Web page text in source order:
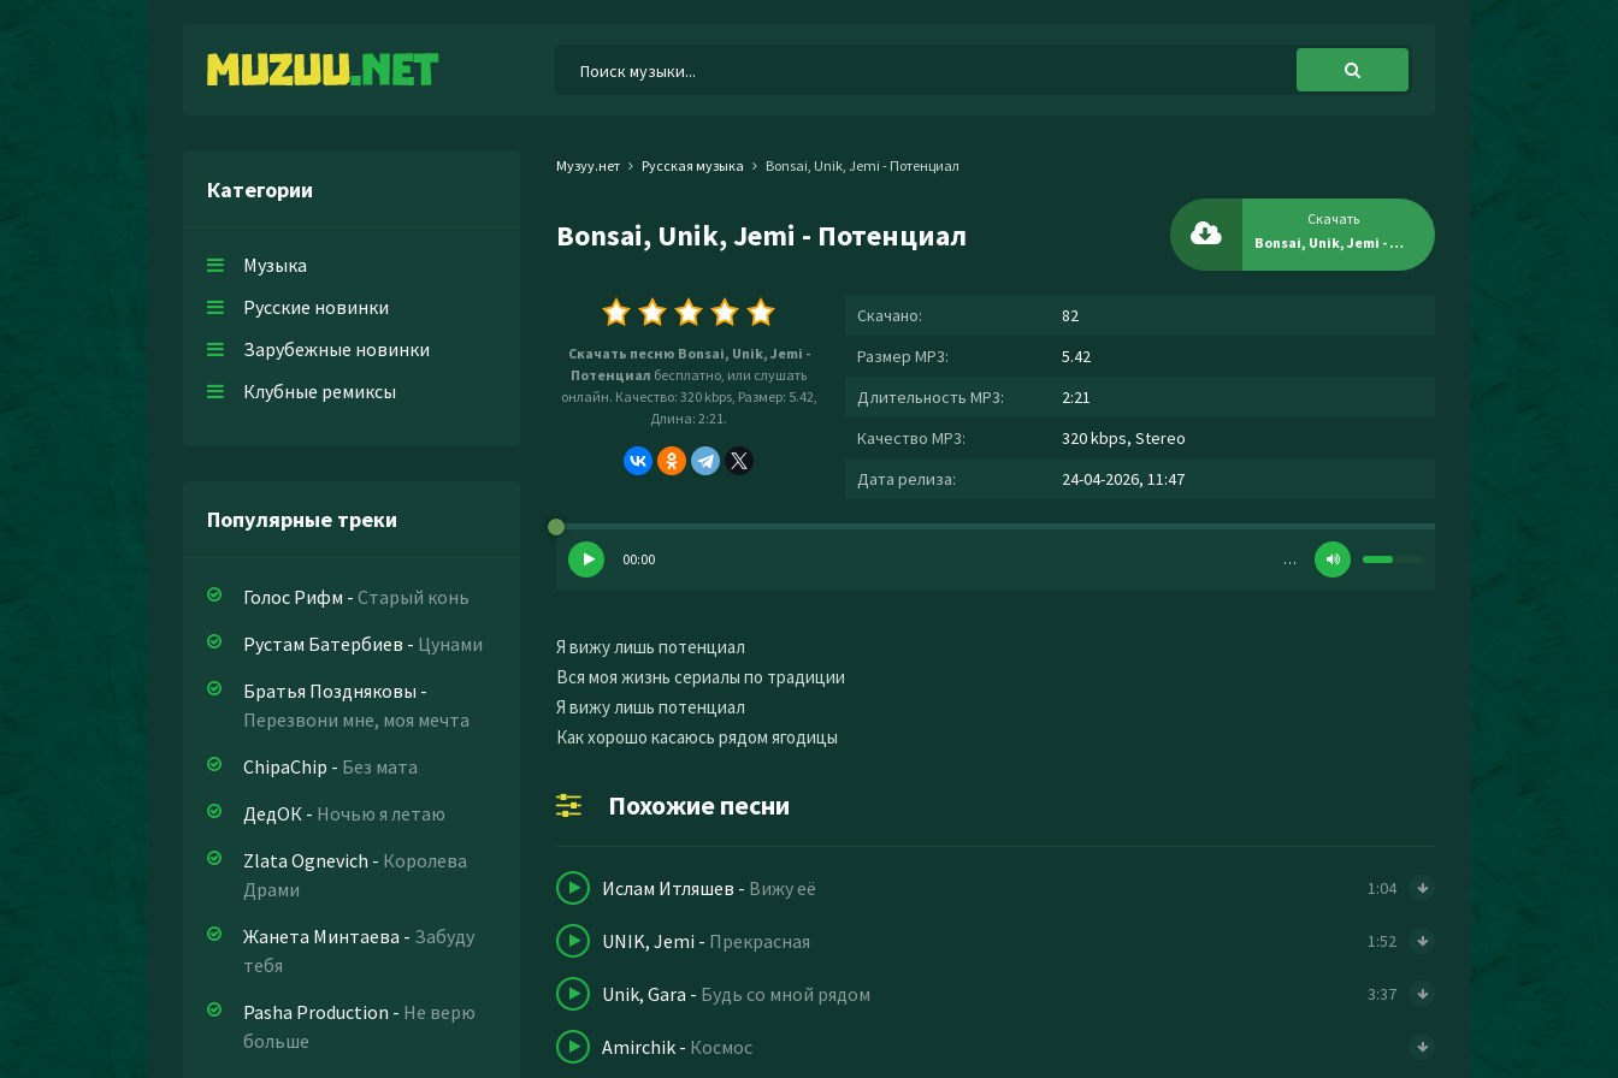
Категории
Музыка
Русские новинки
Зарубежные новинки
Клубные ремиксы
Популярные треки
Голос Рифм - Старый конь
Рустам Батербиев - Цунами
Братья Поздняковы -
Перезвони мне, моя мечта
ChipaChip - Без мата
ДедОК - Ночью я летаю
Zlata Ognevich - Королева
Драми
Жанета Минтаева - Забуду
тебя
Pasha Production - Не верю
больше
Музуу.нет Русская музыка Bonsai, Unik, Jemi - Потенциал
Bonsai, Unik, Jemi - Потенциал
Скачать
Bonsai, Unik, Jemi - Потенциал
Скачать песню Bonsai, Unik, Jemi -
Потенциал бесплатно, или слушать
онлайн. Качество: 320 kbps, Размер: 5.42,
Длина: 2:21.
Скачано:
82
Размер MP3:
5.42
Длительность MP3:
2:21
Качество MP3:
320 kbps, Stereo
Дата релиза:
24-04-2026, 11:47
00:00 …
Я вижу лишь потенциал
Вся моя жизнь сериалы по традиции
Я вижу лишь потенциал
Как хорошо касаюсь рядом ягодицы
Похожие песни
Ислам Итляшев - Вижу её 1:04
UNIK, Jemi - Прекрасная 1:52
Unik, Gara - Будь со мной рядом 3:37
Amirchik - Космос